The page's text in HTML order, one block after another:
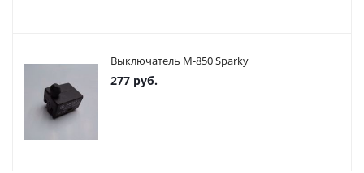
Выключатель М-850 Sparky
277 руб.